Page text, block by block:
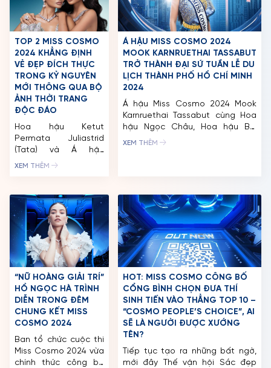
với nhiều chuyên môn
gồm các tên […]
TOP 2 MISS COSMO
2024 KHẲNG ĐỊNH
VẺ ĐẸP ĐÍCH THỰC
TRONG KỶ NGUYÊN
MỚI THÔNG QUA BỘ
ẢNH THỜI TRANG
ĐỘC ĐÁO
Hoa hậu Ketut
Permata Juliastrid
(Tata) và Á hậu
Karnruethai Tassabut
kỷ niệm 3 tháng đăng
quang Miss Cosmo
2024. Hai nàng hậu
biến hóa đa dạng với
hai layout ấn tượng.
Bộ ảnh mang thông
điệp về vẻ đẹp đích
thực trong kỷ nguyên
mới, […]
XEM THÊM
Á HẬU MISS COSMO 2024
MOOK KARNRUETHAI TASSABUT
TRỞ THÀNH ĐẠI SỨ TUẦN LỄ DU
LỊCH THÀNH PHỐ HỒ CHÍ MINH
2024
Á hậu Miss Cosmo 2024 Mook
Karnruethai Tassabut cùng Hoa
hậu Ngọc Châu, Hoa hậu Bùi
Xuân Hạnh, Á hậu Hoàng Nhung,
đảm nhận vai trò […]
XEM THÊM
“NỮ HOÀNG GIẢI TRÍ”
HỒ NGỌC HÀ TRÌNH
DIỄN TRONG ĐÊM
CHUNG KẾT MISS
COSMO 2024
Ban tổ chức cuộc thi
Miss Cosmo 2024 vừa
chính thức công bố
HOT: MISS COSMO CÔNG BỐ
CỔNG BÌNH CHỌN ĐƯA THÍ
SINH TIẾN VÀO THẲNG TOP 10 –
“COSMO PEOPLE’S CHOICE”, AI
SẼ LÀ NGƯỜI ĐƯỢC XƯỚNG
TÊN?
Tiếp tục tạo ra những bất ngờ,
mới đây Thế vận hội Sắc đẹp